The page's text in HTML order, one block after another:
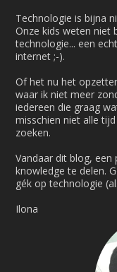
Technologie is bijna
Onze kids weten niet
technologie... een
internet ;-).
Of het nu het
waar ik niet meer
iedereen die graag
misschien niet alle
zoeken.
Vandaar dit blog,
knowledge te delen.
gék op technologie
Ilona